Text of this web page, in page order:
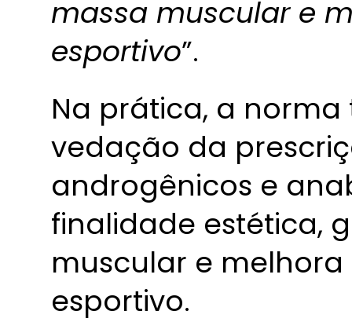
massa muscular e
esportivo”.
Na prática, a
vedação da
androgênicos e
finalidade estética,
muscular e
esportivo.